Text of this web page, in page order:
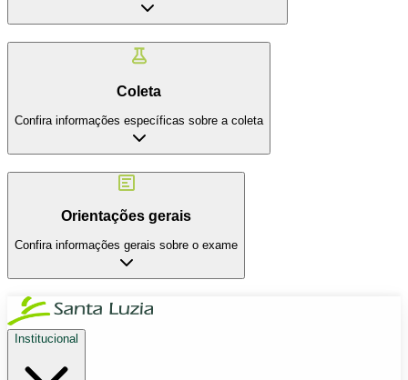
Coleta
Confira informações específicas sobre a coleta
Orientações gerais
Confira informações gerais sobre o exame
Institucional